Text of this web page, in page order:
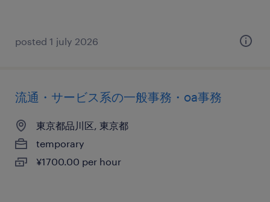
posted 1 july 2026
流通・サービス系の一般事務・oa事務
東京都品川区, 東京都
temporary
¥1700.00 per hour